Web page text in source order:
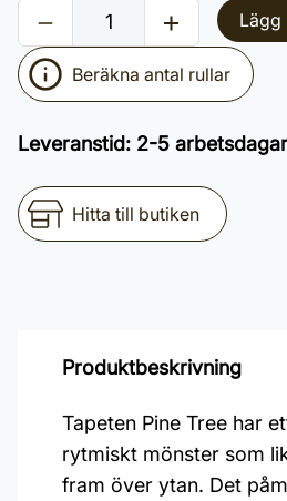
Lägg
Beräkna antal rullar
Leveranstid: 2-5 arbetsdagar
Hitta till butiken
Produktbeskrivning
Tapeten Pine Tree har
rytmiskt mönster som
fram över ytan. Det